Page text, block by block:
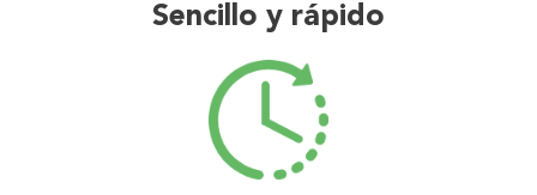
Sencillo y rápido